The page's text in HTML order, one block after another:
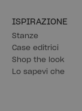
ISPIRAZIONE
Stanze
Case editrici
Shop the look
Lo sapevi che